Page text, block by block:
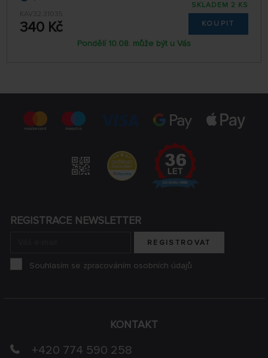
KAV32.31035
340 Kč
SKLADEM 2 KS
KOUPIT
Pondělí 10.08. může být u Vás
KONTAKT
+420 774 590 258
REGISTRACE NEWSLETTER
REGISTROVAT
Souhlasím se zpracováním osobních údajů